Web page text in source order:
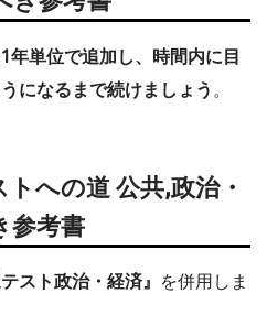
年単位で追加し、時間内に目
になるまで続けましょう
トへの道 公共,政治・
参考書
スト政治・経済』
を併用しま